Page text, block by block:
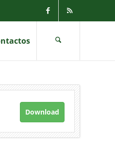
Download